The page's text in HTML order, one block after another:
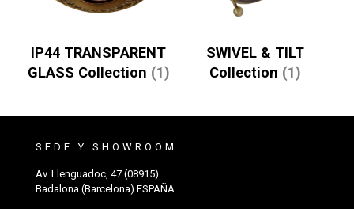
IP44 TRANSPARENT
GLASS Collection (1)
SWIVEL & TILT
Collection (1)
SEDE Y SHOWROOM
Av. Llenguadoc, 47 (08915)
Badalona (Barcelona) ESPAÑA